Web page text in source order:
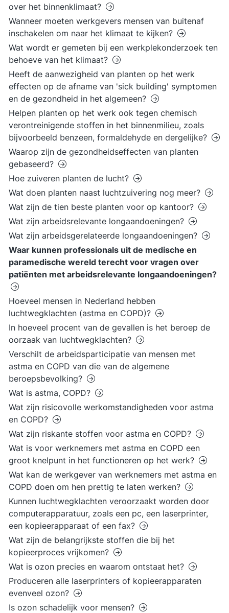
over het binnenklimaat?
Wanneer moeten werkgevers mensen van buitenaf
inschakelen om naar het klimaat te kijken?
Wat wordt er gemeten bij een werkplekonderzoek ten
behoeve van het klimaat?
Heeft de aanwezigheid van planten op het werk
effecten op de afname van 'sick building' symptomen
en de gezondheid in het algemeen?
Helpen planten op het werk ook tegen chemisch
verontreinigende stoffen in het binnenmilieu, zoals
bijvoorbeeld benzeen, formaldehyde en dergelijke?
Waarop zijn de gezondheidseffecten van planten
gebaseerd?
Hoe zuiveren planten de lucht?
Wat doen planten naast luchtzuivering nog meer?
Wat zijn de tien beste planten voor op kantoor?
Wat zijn arbeidsrelevante longaandoeningen?
Wat zijn arbeidsgerelateerde longaandoeningen?
Waar kunnen professionals uit de medische en
paramedische wereld terecht voor vragen over
patiënten met arbeidsrelevante longaandoeningen?
Hoeveel mensen in Nederland hebben
luchtwegklachten (astma en COPD)?
In hoeveel procent van de gevallen is het beroep de
oorzaak van luchtwegklachten?
Verschilt de arbeidsparticipatie van mensen met
astma en COPD van die van de algemene
beroepsbevolking?
Wat is astma, COPD?
Wat zijn risicovolle werkomstandigheden voor astma
en COPD?
Wat zijn riskante stoffen voor astma en COPD?
Wat is voor werknemers met astma en COPD een
groot knelpunt in het functioneren op het werk?
Wat kan de werkgever van werknemers met astma en
COPD doen om hen prettig te laten werken?
Kunnen luchtwegklachten veroorzaakt worden door
computerapparatuur, zoals een pc, een laserprinter,
een kopieerapparaat of een fax?
Wat zijn de belangrijkste stoffen die bij het
kopieerproces vrijkomen?
Wat is ozon precies en waarom ontstaat het?
Produceren alle laserprinters of kopieerapparaten
evenveel ozon?
Is ozon schadelijk voor mensen?